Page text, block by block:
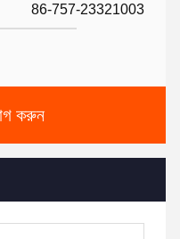
86-757-23321003
করুন